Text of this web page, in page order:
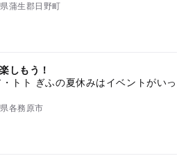
蒲生郡日野町
しもう！
トト ぎふの夏休みはイベントがいっ
各務原市